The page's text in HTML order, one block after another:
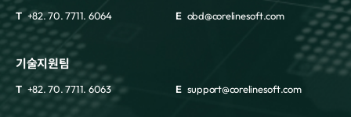
T +82. 70. 7711. 6064 E obd@corelinesoft.com
기술지원팀
T +82. 70. 7711. 6063 E support@corelinesoft.com